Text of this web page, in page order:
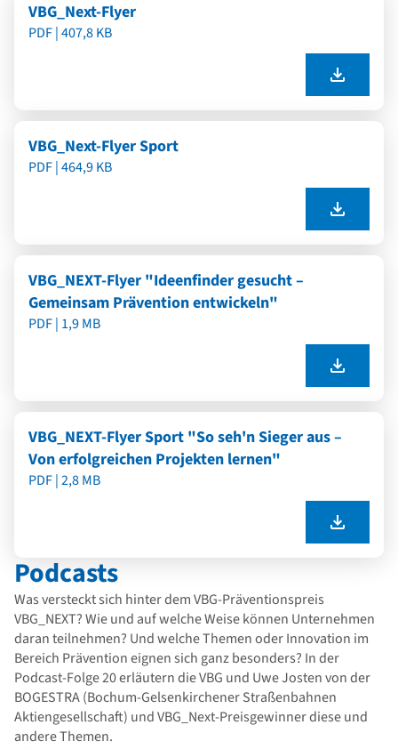
VBG_Next-Flyer
PDF | 407,8 KB
VBG_Next-Flyer Sport
PDF | 464,9 KB
VBG_NEXT-Flyer "Ideenfinder gesucht –
Gemeinsam Prävention entwickeln"
PDF | 1,9 MB
VBG_NEXT-Flyer Sport "So seh'n Sieger aus –
Von erfolgreichen Projekten lernen"
PDF | 2,8 MB
Podcasts
Was versteckt sich hinter dem VBG-Präventionspreis
VBG_NEXT? Wie und auf welche Weise können Unternehmen
daran teilnehmen? Und welche Themen oder Innovation im
Bereich Prävention eignen sich ganz besonders? In der
Podcast-Folge 20 erläutern die VBG und Uwe Josten von der
BOGESTRA (Bochum-Gelsenkirchener Straßenbahnen
Aktiengesellschaft) und VBG_Next-Preisgewinner diese und
andere Themen.